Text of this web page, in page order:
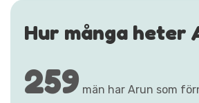
Hur många heter
259 män har Arun som